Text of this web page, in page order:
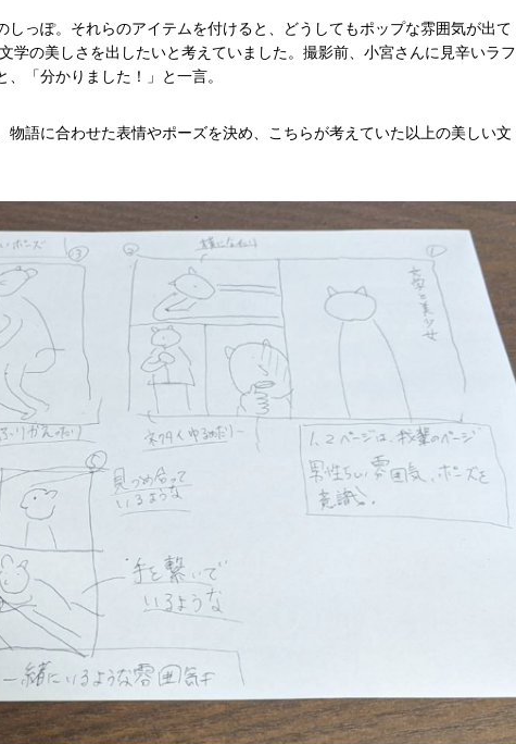
っぽ。それらのアイテムを付けると、どうしてもポップな雰囲気が出て
学の美しさを出したいと考えていました。撮影前、小宮さんに見辛いラフ
、「分かりました！」と一言。
語に合わせた表情やポーズを決め、こちらが考えていた以上の美しい文